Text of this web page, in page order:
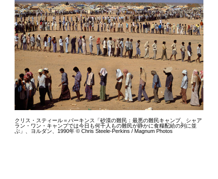
クリス・スティール＝パーキンス「砂漠の難民：最悪の難民キャンプ、シャア
ラン・ワン・キャンプでは今日も何千人もの難民が静かに食糧配給の列に並
ぶ」、ヨルダン、1990年 © Chris Steele-Perkins / Magnum Photos